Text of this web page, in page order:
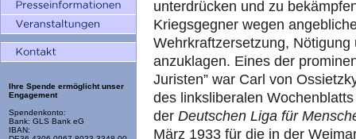
Ihre Spende ermöglicht unser
Engagement
Spendenkonto:
Bank: GLS Bank eG
IBAN:
unterdrücken und zu
Kriegsgegner wegen
Wehrkraftzersetzung,
anzuklagen. Eines der
Juristen” war Carl von
des linksliberalen
der Deutschen Liga für
März 1933 für die in der